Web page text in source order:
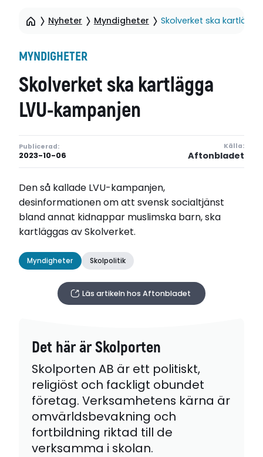
Nyheter Myndigheter Skolverket ska
MYNDIGHETER
Skolverket ska kartlägga
LVU-kampanjen
Publicerad:
2023-10-06
Källa:
Aftonbladet
Den så kallade LVU-kampanjen,
desinformationen om att svensk socialtjänst
bland annat kidnappar muslimska barn, ska
kartläggas av Skolverket.
Myndigheter Skolpolitik
Läs artikeln hos Aftonbladet
Det här är Skolporten
Skolporten AB är ett politiskt,
religiöst och fackligt obundet
företag. Verksamhetens kärna är
omvärldsbevakning och
fortbildning riktad till de
verksamma i skolan.